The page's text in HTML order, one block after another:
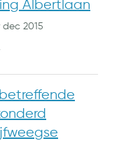
Albertlaan
dec 2015